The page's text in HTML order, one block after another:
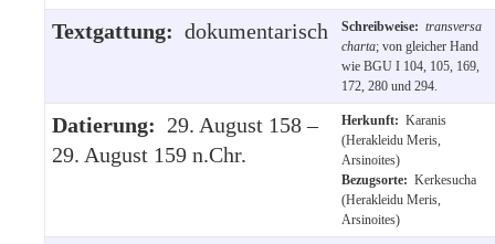
Textgattung: dokumentarisch Schreibweise: transversa
charta; von gleicher Hand
wie BGU I 104, 105, 169,
172, 280 und 294.
Datierung: 29. August 158 –
29. August 159 n.Chr.
Herkunft: Karanis
(Herakleidu Meris,
Arsinoites)
Bezugsorte: Kerkesucha
(Herakleidu Meris,
Arsinoites)